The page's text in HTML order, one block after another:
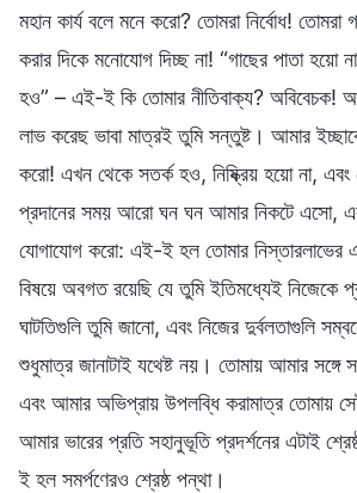
মহান কার্য বলে মনে করো? তোমরা নির্বোধ! তোমরা
করার দিকে মনোযোগ দিচ্ছ না! “গাছের পাতা হয়ো
হও” – এই-ই কি তোমার নীতিবাক্য? অবিবেচক!
লাভ করেছ ভাবা মাত্রই তুমি সন্তুষ্ট। আমার
করো! এখন থেকে সতর্ক হও, নিষ্ক্রিয় হয়ো না, এবং
প্রদানের সময় আরো ঘন ঘন আমার নিকটে এসো,
যোগাযোগ করো: এই-ই হল তোমার
বিষয়ে অবগত রয়েছি যে তুমি ইতিমধ্যেই নিজেকে
ঘাটতিগুলি তুমি জানো, এবং নিজের দুর্বলতাগুলি
শুধুমাত্র জানাটাই যথেষ্ট নয়। তোমায় আমার সঙ্গে
এবং আমার অভিপ্রায় উপলব্ধি করামাত্র তোমায়
আমার ভারের প্রতি সহানুভূতি প্রদর্শনের এটাই
ই হল সমর্পণেরও শ্রেষ্ঠ পন্থা।